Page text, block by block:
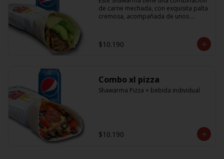
de carne mechada, con exquisita palta
cremosa, acompañada de unos
salsa imperdible de cilantro! Sabores
que te harán subir al cielo y bajar por
$10.190
Combo xl pizza
Shawarma Pizza + bebida individual
$10.190